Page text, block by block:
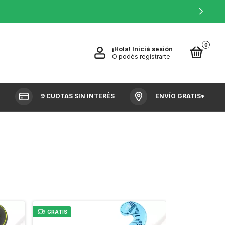
¡Hola! Iniciá sesión
O podés registrarte
0
9 CUOTAS SIN INTERÉS ENVÍO GRATIS*
GRATIS